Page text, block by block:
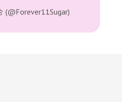
(@Forever11Sugar)